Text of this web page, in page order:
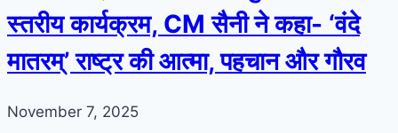
स्तरीय कार्यक्रम, CM सैनी ने कहा- ‘वंदे
मातरम्’ राष्ट्र की आत्मा, पहचान और गौरव
November 7, 2025